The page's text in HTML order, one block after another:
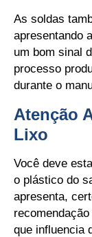
As soldas
apresentando
um bom sinal
processo
durante o
Atenção
Lixo
Você deve
o plástico do
apresenta,
que influencia